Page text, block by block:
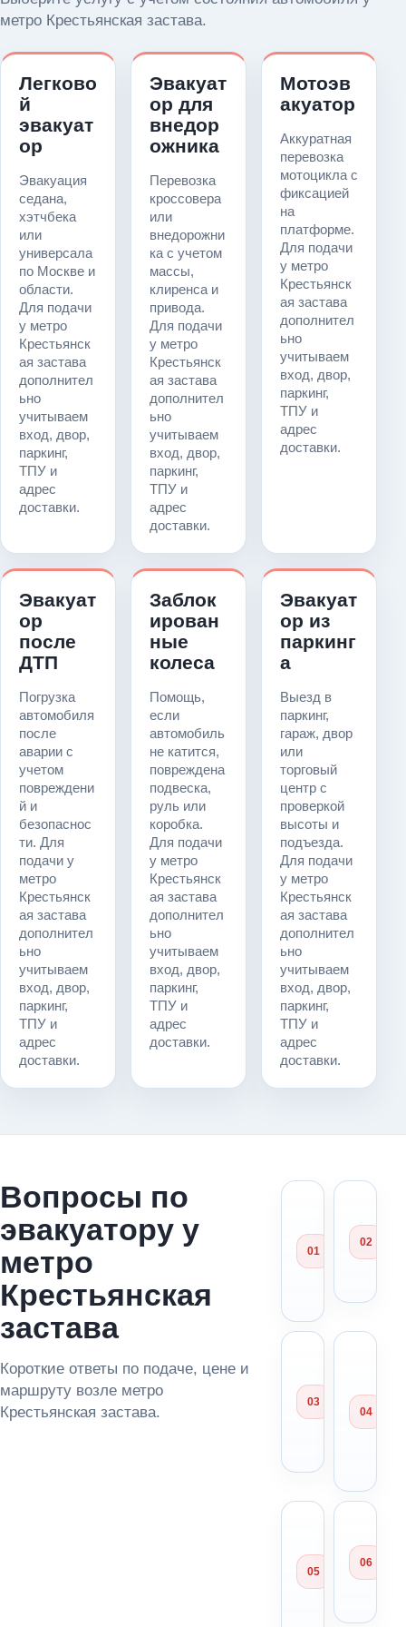
метро Крестьянская застава.
Легково
й
эвакуат
ор
Эвакуация
седана,
хэтчбека
или
универсала
по Москве и
области.
Для подачи
у метро
Крестьянск
ая застава
дополнител
ьно
учитываем
вход, двор,
паркинг,
ТПУ и
адрес
доставки.
Эвакуат
ор для
внедор
ожника
Перевозка
кроссовера
или
внедорожни
ка с учетом
массы,
клиренса и
привода.
Для подачи
у метро
Крестьянск
ая застава
дополнител
ьно
учитываем
вход, двор,
паркинг,
ТПУ и
адрес
доставки.
Мотоэв
акуатор
Аккуратная
перевозка
мотоцикла с
фиксацией
на
платформе.
Для подачи
у метро
Крестьянск
ая застава
дополнител
ьно
учитываем
вход, двор,
паркинг,
ТПУ и
адрес
доставки.
Эвакуат
ор
после
ДТП
Погрузка
автомобиля
после
аварии с
учетом
повреждени
й и
безопаснос
ти. Для
подачи у
метро
Крестьянск
ая застава
дополнител
ьно
учитываем
вход, двор,
паркинг,
ТПУ и
адрес
доставки.
Заблок
ирован
ные
колеса
Помощь,
если
автомобиль
не катится,
повреждена
подвеска,
руль или
коробка.
Для подачи
у метро
Крестьянск
ая застава
дополнител
ьно
учитываем
вход, двор,
паркинг,
ТПУ и
адрес
доставки.
Эвакуат
ор из
паркинг
а
Выезд в
паркинг,
гараж, двор
или
торговый
центр с
проверкой
высоты и
подъезда.
Для подачи
у метро
Крестьянск
ая застава
дополнител
ьно
учитываем
вход, двор,
паркинг,
ТПУ и
адрес
доставки.
Вопросы по
эвакуатору у
метро
Крестьянская
застава
Короткие ответы по подаче, цене и
маршруту возле метро
Крестьянская застава.
вызвать
метро
застава?
возле
отвезти
область?